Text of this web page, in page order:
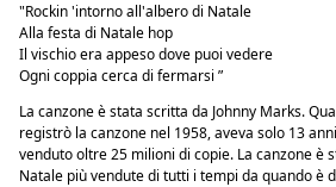
"Rockin 'intorno all'albero di Natale
Alla festa di Natale hop
Il vischio era appeso dove puoi vedere
Ogni coppia cerca di fermarsi ”
La canzone è stata scritta da Johnny Marks.
registrò la canzone nel 1958, aveva solo 13
venduto oltre 25 milioni di copie. La canzone è
Natale più vendute di tutti i tempi da quando è